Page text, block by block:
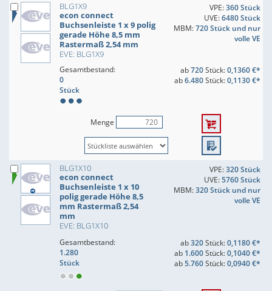
BLG1X9
econ connect
Buchsenleiste 1 x 9 polig
gerade Höhe 8,5 mm
Rastermaß 2,54 mm
EVE: BLG1X9
VPE:360 Stück
UVE:6480 Stück
MBM:720 Stück und nur
volle VE
Gesamtbestand:
0
Stück
ab720Stück:0,1360 €*
ab6.480Stück:0,1130 €*
Menge
BLG1X10
econ connect
Buchsenleiste 1 x 10
polig gerade Höhe 8,5
mm Rastermaß 2,54
mm
EVE: BLG1X10
VPE:320 Stück
UVE:5760 Stück
MBM:320 Stück und nur
volle VE
Gesamtbestand:
1.280
Stück
ab320Stück:0,1180 €*
ab 1.600Stück:0,1040 €*
ab5.760Stück:0,0940 €*